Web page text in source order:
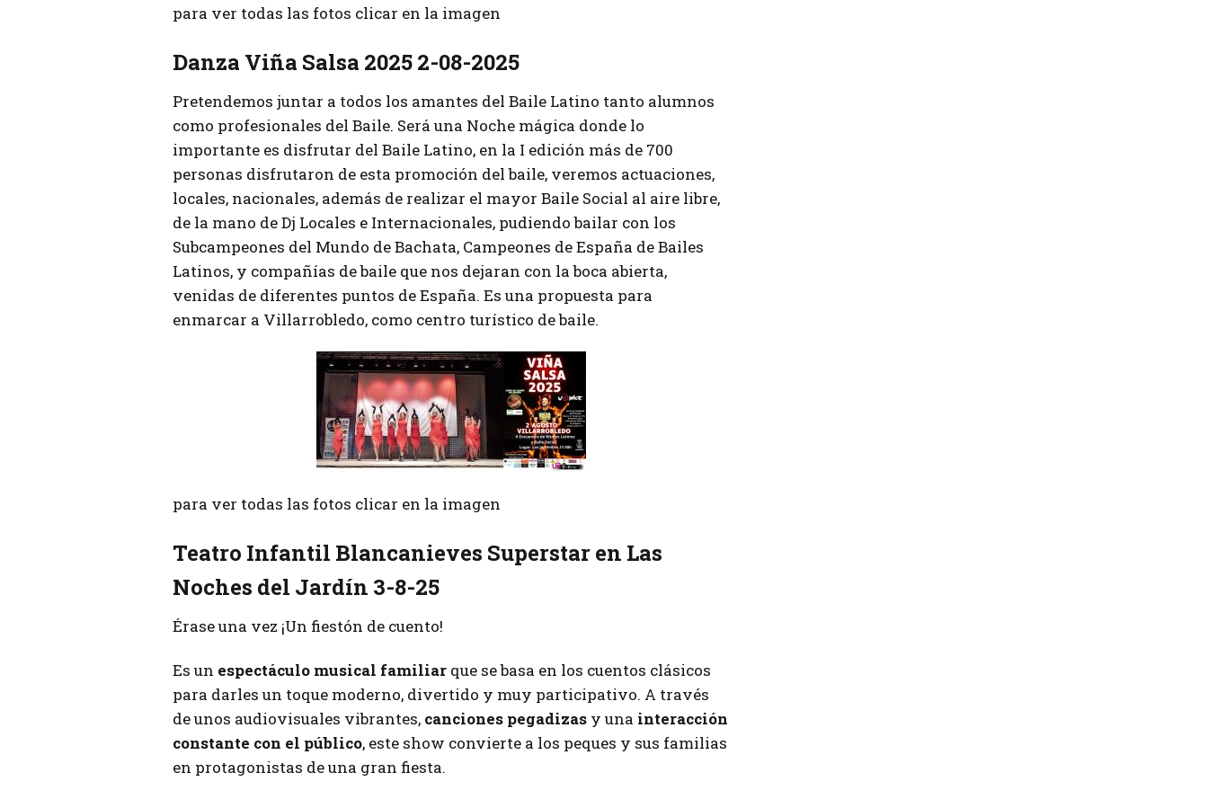
para ver todas las fotos clicar en la imagen
Danza Viña Salsa 2025 2-08-2025
Pretendemos juntar a todos los amantes del Baile Latino tanto alumnos
como profesionales del Baile. Será una Noche mágica donde lo
importante es disfrutar del Baile Latino, en la I edición más de 700
personas disfrutaron de esta promoción del baile, veremos actuaciones,
locales, nacionales, además de realizar el mayor Baile Social al aire libre,
de la mano de Dj Locales e Internacionales, pudiendo bailar con los
Subcampeones del Mundo de Bachata, Campeones de España de Bailes
Latinos, y compañías de baile que nos dejaran con la boca abierta,
venidas de diferentes puntos de España. Es una propuesta para
enmarcar a Villarrobledo, como centro turístico de baile.
para ver todas las fotos clicar en la imagen
Teatro Infantil Blancanieves Superstar en Las
Noches del Jardín 3-8-25
Érase una vez ¡Un fiestón de cuento!
Es un espectáculo musical familiar que se basa en los cuentos clásicos
para darles un toque moderno, divertido y muy participativo. A través
de unos audiovisuales vibrantes, canciones pegadizas y una interacción
constante con el público, este show convierte a los peques y sus familias
en protagonistas de una gran fiesta.